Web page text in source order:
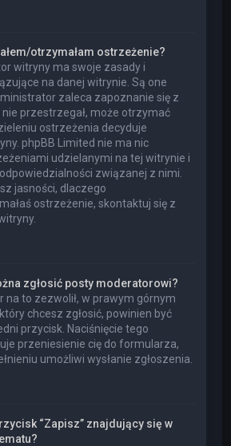
otrzymałam ostrzeżenie?
witryny ma swoje zasady i
na danej witrynie. Są one
zaleca zapoznanie się z
nie przestrzegał, może otrzymać
ostrzeżenia decyduje
phpBB Limited nie ma nic
udzielanymi na tej witrynie i
związanej z nimi.
jasności, dlaczego
ostrzeżenie, skontaktuj się z
zgłosić posty moderatorowi?
na to zezwolił, w prawym górnym
chcesz zgłosić, powinien być
przycisk. Naciśnięcie tego
przeniesienie cię do formularza,
umożliwi wysłanie zgłoszenia.
“Zapisz” znajdujący się w